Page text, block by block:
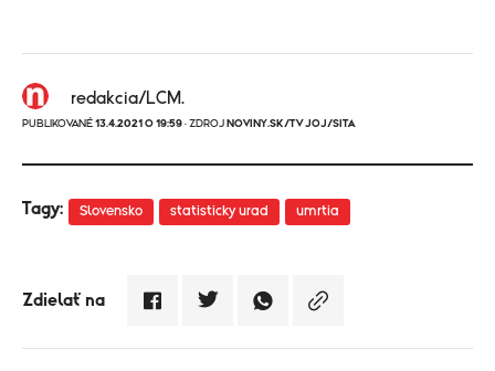
redakcia/LCM.
PUBLIKOVANÉ 13.4.2021 O 19:59 · ZDROJ NOVINY.SK/TV JOJ/SITA
Tagy: Slovensko statisticky urad umrtia
Zdielať na